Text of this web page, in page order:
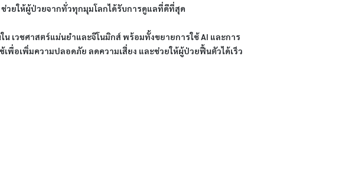
วยให้ผู้ป่วยจากทั่วทุกมุมโลกได้รับการดูแลที่ดีที่สุด
เวชศาสตร์แม่นยำและจีโนมิกส์ ​พร้อมทั้งขยายการใช้ AI และการ
พื่อเพิ่มความปลอดภัย ลดความเสี่ยง และช่วยให้ผู้ป่วยฟื้นตัวได้เร็ว